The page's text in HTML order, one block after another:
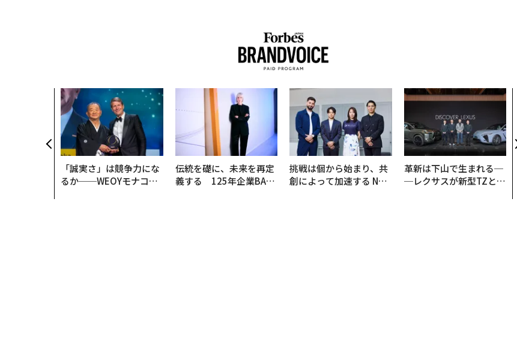
「誠実さ」は競争力にな
るか──WEOYモナコで
伝統を礎に、未来を再定
義する 125年企業BAT
挑戦は個から始まり、共
創によって加速する NOR
革新は下山で生まれる─
─レクサスが新型TZとE